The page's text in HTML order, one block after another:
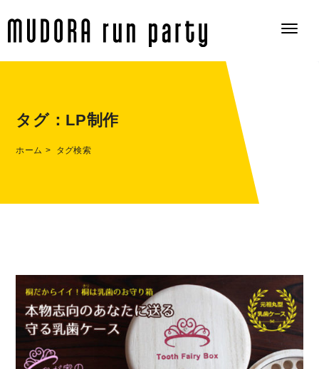
タグ： LP制作
ホーム タグ検索